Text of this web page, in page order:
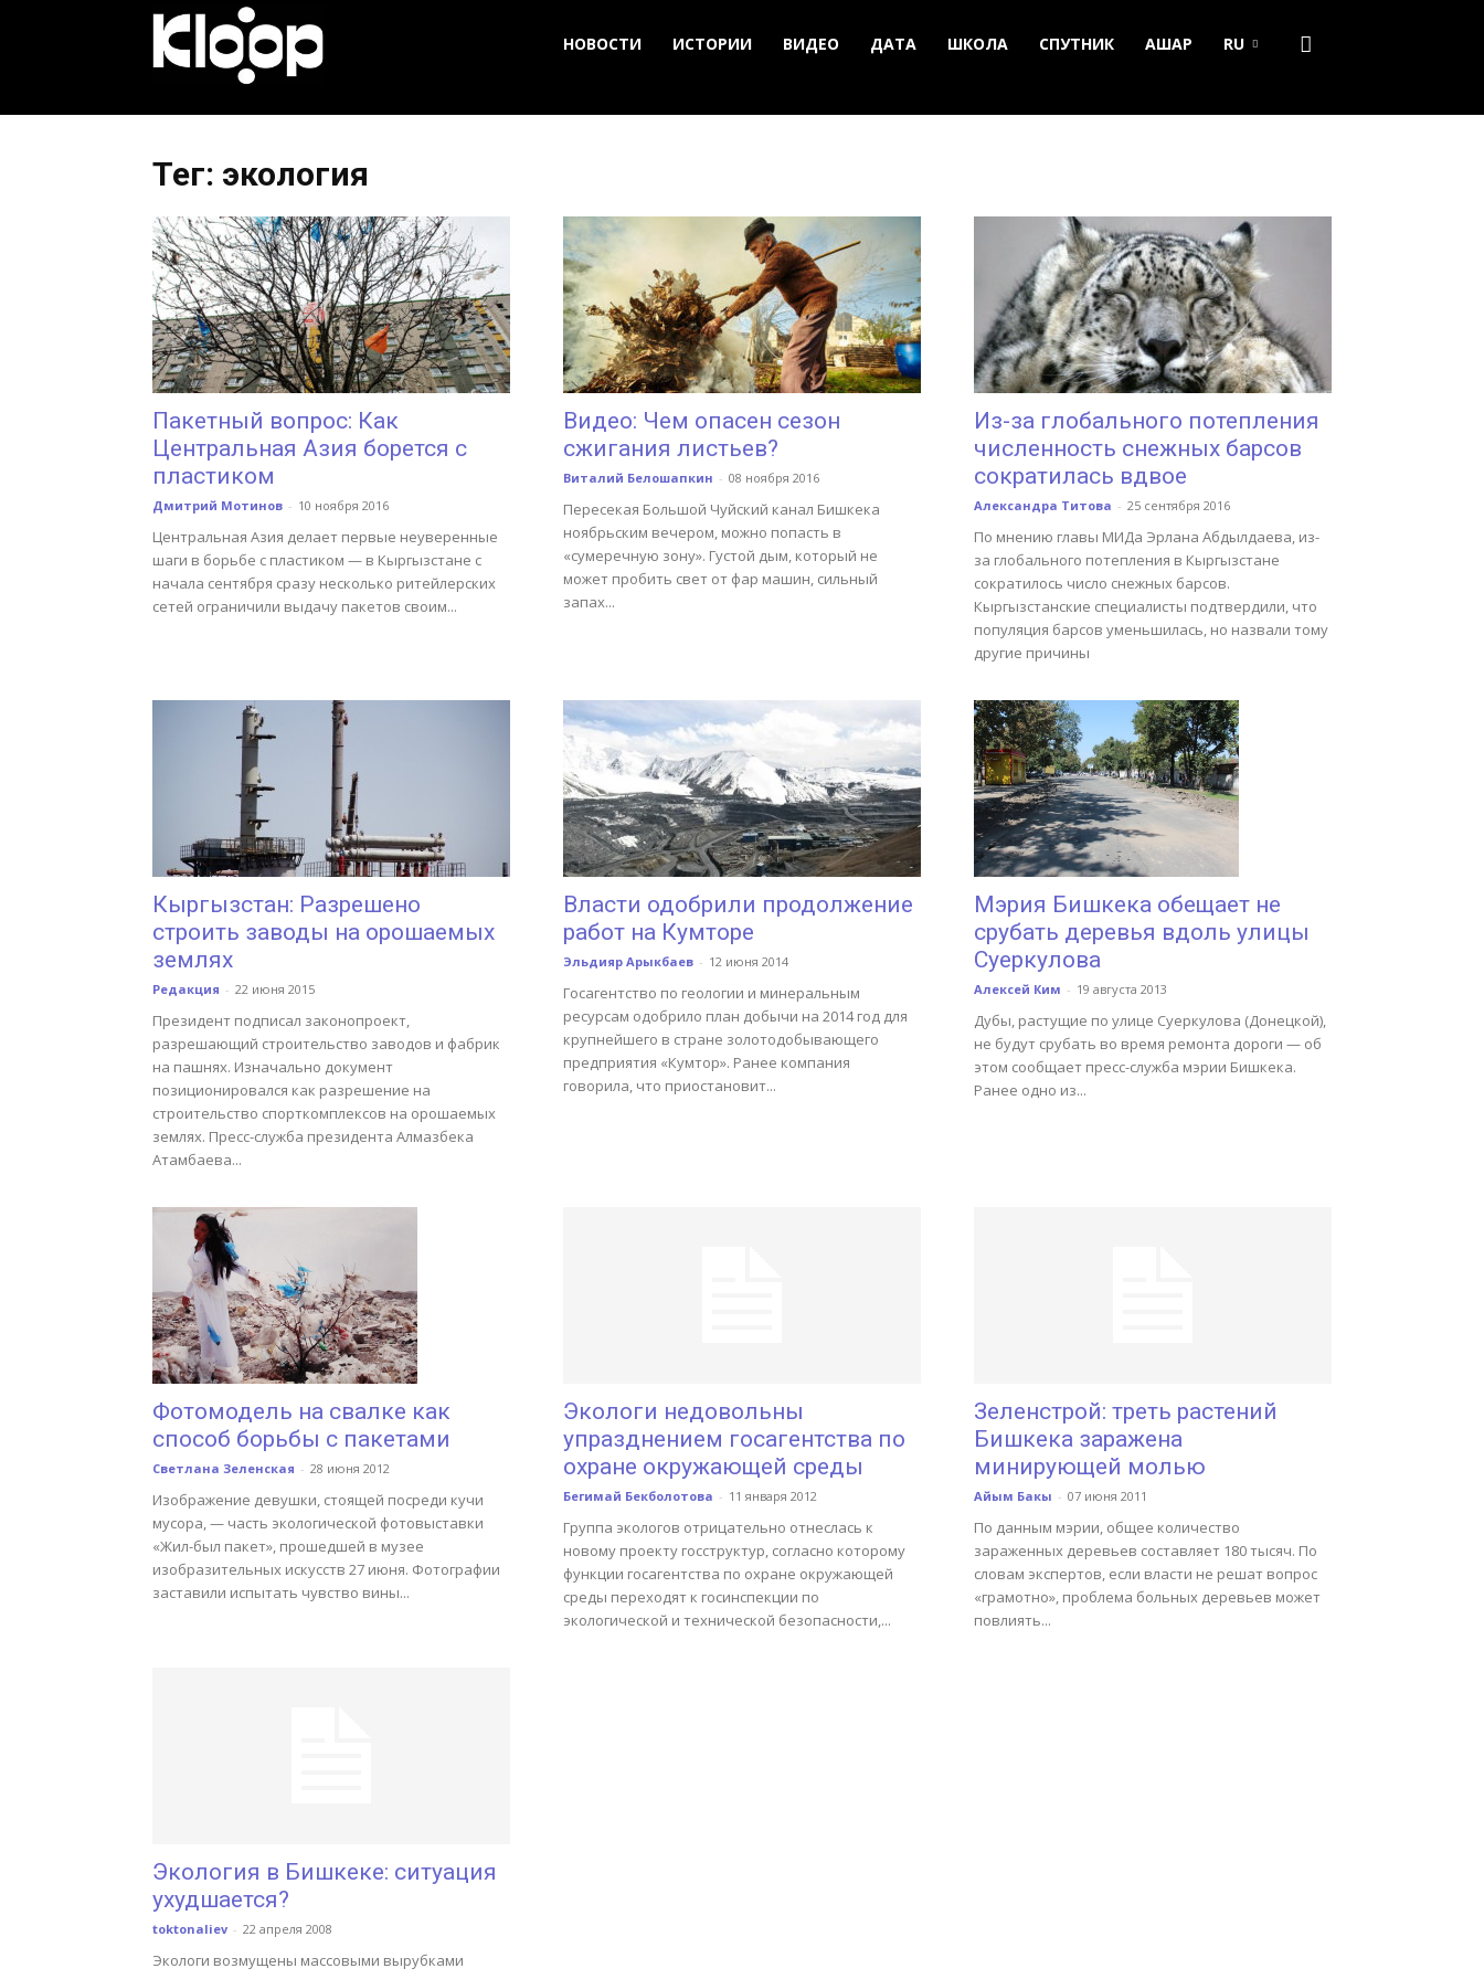
Новости
Кыргызстана
НОВОСТИ ИСТОРИИ ВИДЕО ДАТА ШКОЛА СПУТНИК АШАР RU
Тег: экология
Пакетный вопрос: Как
Центральная Азия борется с
пластиком
Дмитрий Мотинов - 10 ноября 2016
Центральная Азия делает первые неуверенные
шаги в борьбе с пластиком — в Кыргызстане с
начала сентября сразу несколько ритейлерских
сетей ограничили выдачу пакетов своим...
Видео: Чем опасен сезон
сжигания листьев?
Виталий Белошапкин - 08 ноября 2016
Пересекая Большой Чуйский канал Бишкека
ноябрьским вечером, можно попасть в
«сумеречную зону». Густой дым, который не
может пробить свет от фар машин, сильный
запах...
Из-за глобального потепления
численность снежных барсов
сократилась вдвое
Александра Титова - 25 сентября 2016
По мнению главы МИДа Эрлана Абдылдаева, из-
за глобального потепления в Кыргызстане
сократилось число снежных барсов.
Кыргызстанские специалисты подтвердили, что
популяция барсов уменьшилась, но назвали тому
другие причины
Кыргызстан: Разрешено
строить заводы на орошаемых
землях
Редакция - 22 июня 2015
Президент подписал законопроект,
разрешающий строительство заводов и фабрик
на пашнях. Изначально документ
позиционировался как разрешение на
строительство спорткомплексов на орошаемых
землях. Пресс-служба президента Алмазбека
Атамбаева...
Власти одобрили продолжение
работ на Кумторе
Эльдияр Арыкбаев - 12 июня 2014
Госагентство по геологии и минеральным
ресурсам одобрило план добычи на 2014 год для
крупнейшего в стране золотодобывающего
предприятия «Кумтор». Ранее компания
говорила, что приостановит...
Мэрия Бишкека обещает не
срубать деревья вдоль улицы
Суеркулова
Алексей Ким - 19 августа 2013
Дубы, растущие по улице Суеркулова (Донецкой),
не будут срубать во время ремонта дороги — об
этом сообщает пресс-служба мэрии Бишкека.
Ранее одно из...
Фотомодель на свалке как
способ борьбы с пакетами
Светлана Зеленская - 28 июня 2012
Изображение девушки, стоящей посреди кучи
мусора, — часть экологической фотовыставки
«Жил-был пакет», прошедшей в музее
изобразительных искусств 27 июня. Фотографии
заставили испытать чувство вины...
Экологи недовольны
упразднением госагентства по
охране окружающей среды
Бегимай Бекболотова - 11 января 2012
Группа экологов отрицательно отнеслась к
новому проекту госструктур, согласно которому
функции госагентства по охране окружающей
среды переходят к госинспекции по
экологической и технической безопасности,...
Зеленстрой: треть растений
Бишкека заражена
минирующей молью
Айым Бакы - 07 июня 2011
По данным мэрии, общее количество
зараженных деревьев составляет 180 тысяч. По
словам экспертов, если власти не решат вопрос
«грамотно», проблема больных деревьев может
повлиять...
Экология в Бишкеке: ситуация
ухудшается?
toktonaliev - 22 апреля 2008
Экологи возмущены массовыми вырубками